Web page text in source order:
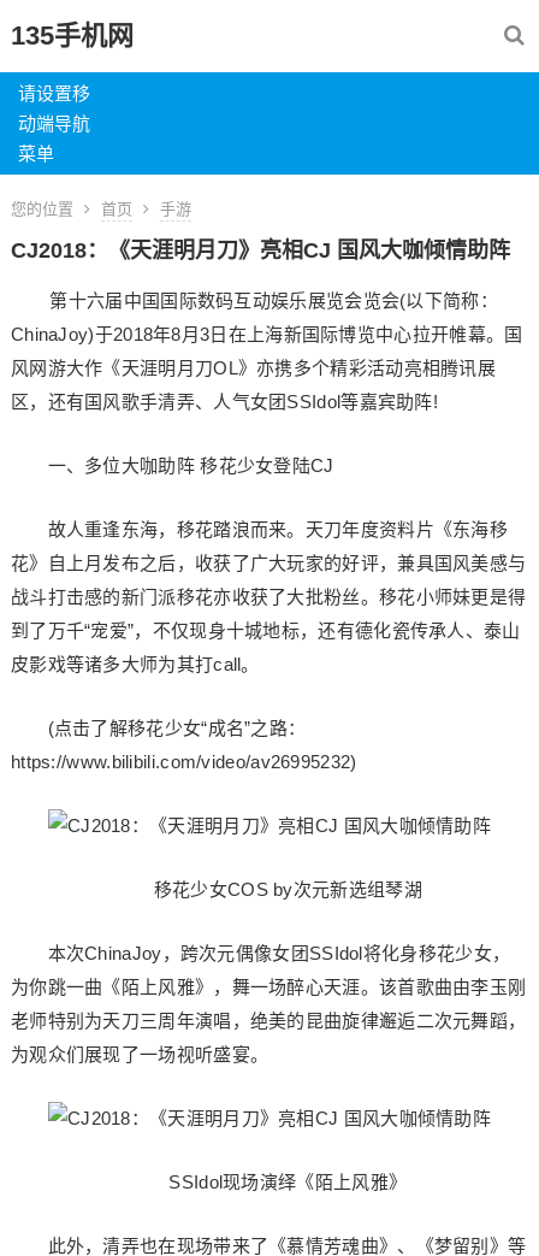
135手机网
请设置移
动端导航
菜单
您的位置 首页 手游
CJ2018：《天涯明月刀》亮相CJ 国风大咖倾情助阵
第十六届中国国际数码互动娱乐展览会览会(以下简称：
ChinaJoy)于2018年8月3日在上海新国际博览中心拉开帷幕。国
风网游大作《天涯明月刀OL》亦携多个精彩活动亮相腾讯展
区，还有国风歌手清弄、人气女团SSIdol等嘉宾助阵!
一、多位大咖助阵 移花少女登陆CJ
故人重逢东海，移花踏浪而来。天刀年度资料片《东海移
花》自上月发布之后，收获了广大玩家的好评，兼具国风美感与
战斗打击感的新门派移花亦收获了大批粉丝。移花小师妹更是得
到了万千“宠爱”，不仅现身十城地标，还有德化瓷传承人、泰山
皮影戏等诸多大师为其打call。
(点击了解移花少女“成名”之路：
https://www.bilibili.com/video/av26995232)
移花少女COS by次元新选组琴湖
本次ChinaJoy，跨次元偶像女团SSIdol将化身移花少女，
为你跳一曲《陌上风雅》，舞一场醉心天涯。该首歌曲由李玉刚
老师特别为天刀三周年演唱，绝美的昆曲旋律邂逅二次元舞蹈，
为观众们展现了一场视听盛宴。
SSIdol现场演绎《陌上风雅》
此外，清弄也在现场带来了《慕情芳魂曲》、《梦留别》等